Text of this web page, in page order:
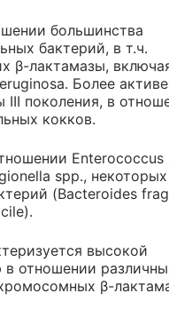
большинства
бактерий, в т.ч.
β-лактамазы,
Более
III поколения, в
кокков.
Enterococcus
spp., некоторых
(Bacteroides
высокой
в отношении
β-